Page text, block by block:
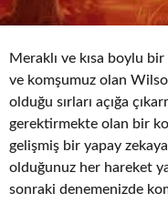
Meraklı ve kısa boylu
ve komşumuz olan
olduğu sırları açığa
gerektirmekte olan bir
gelişmiş bir yapay
olduğunuz her hareket
sonraki denemenizde